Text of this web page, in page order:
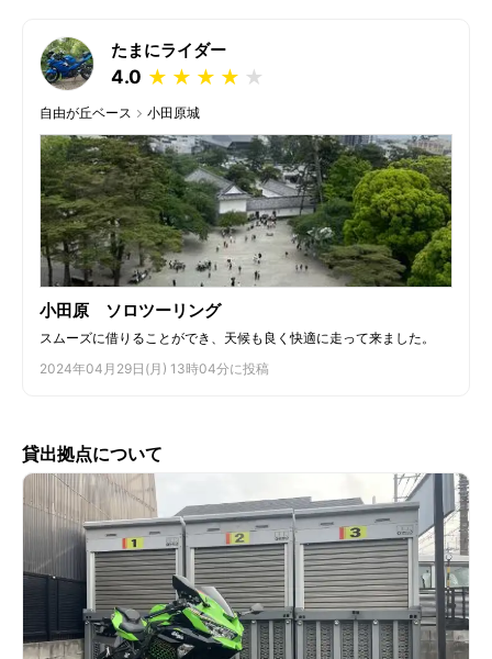
たまにライダー
4.0 ★
★
★
★
★
自由が丘ベース 小田原城
小田原 ソロツーリング
スムーズに借りることができ、天候も良く快適に走って来ました。
2024年04月29日(月) 13時04分に投稿
貸出拠点について